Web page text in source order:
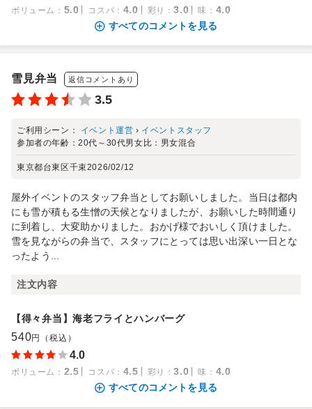
ボリューム ： 5.0 コスパ ： 4.0 彩り ：3.0 味 ： 4.0
すべてのコメントを見る
雪見弁当 返信コメントあり
3.5
ご利用シーン： イベント運営 › イベントスタッフ
参加者の年齢：20代～30代男女比： 男女混合
東京都台東区千束2026/02/12
屋外イベントのスタッフ弁当としてお願いしました。当日は都内
にも雪が積もる生憎の天候となりましたが、お願いした時間通り
に到着し、大変助かりました。おかげ様でおいしく頂けました。
雪を見ながらの弁当で、スタッフにとっては思い出深い一日とな
ったよう...
注文内容
【得々弁当】海老フライとハンバーグ
540円（税込）
4.0
ボリューム ： 2.5 コスパ ： 4.5 彩り ：3.0 味 ： 4.0
すべてのコメントを見る